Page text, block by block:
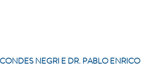
NEGRI E DR. PABLO ENRICO